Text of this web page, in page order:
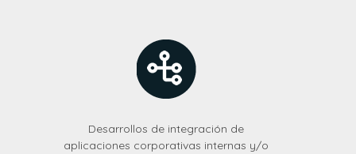
Desarrollos de integración de
aplicaciones corporativas internas y/o